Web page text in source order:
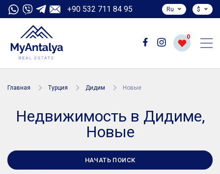
+90 532 711 84 95 Ru $
0
Главная Турция Дидим Новые
Недвижимость в Дидиме,
Новые
НАЧАТЬ ПОИСК